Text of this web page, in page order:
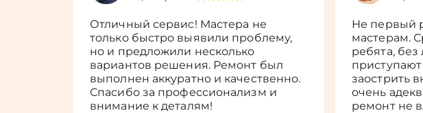
Отличный сервис! Мастера не
только быстро выявили проблему,
но и предложили несколько
вариантов решения. Ремонт был
выполнен аккуратно и качественно.
Спасибо за профессионализм и
внимание к деталям!
Не первый
мастерам.
ребята,
приступают
заострить
очень
ремонт не